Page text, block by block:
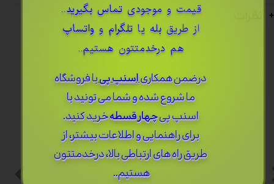
قیمت و موجودی تماس بگیرید..
از طریق بله یا تلگرام و واتساپ
هم درخدمتتون هستیم..
درضمن ​همکاریاسنپ پیبا فروشگاه
ما شروع شده و شما می تونید با
اسنپ پیچهار قسطهخرید کنید.
برای راهنمایی و اطلاعات بیشتر، از
طریق راه های ارتباطی بالا، درخدمتتون
هستیم..